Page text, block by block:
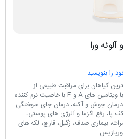
ورا
را بنویسید
گياهان برای مراقبت طبيعی از
پوست(بابونه و سنفيتون ) همراه با ويتامين های A و E با خاصیت نرم کننده
درمان جوش و آکنه، درمان جای سوختگی
رفع اگزما و آلرژی های پوستی،
بيماری صدف، زگيل، قارچ، لکه های